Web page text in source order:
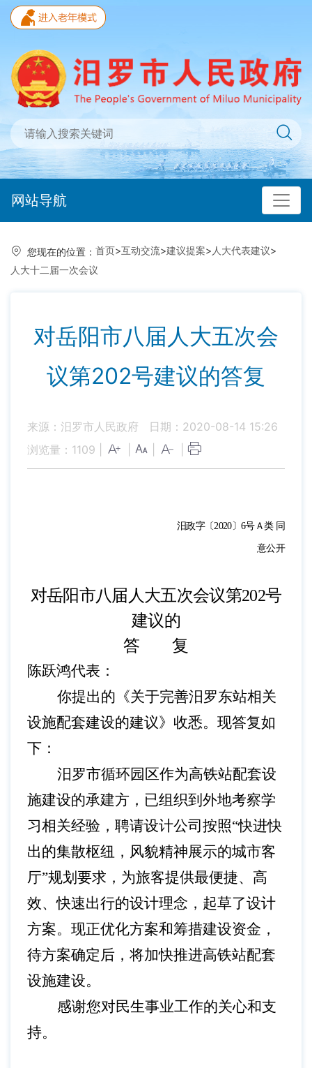
网站导航
您现在的位置： 首页>互动交流>建议提案> 人大代表建议>
人大十二届一次会议
对岳阳市八届人大五次会
议第202号建议的答复
来源：汨罗市人民政府
日期：2020-08-14 15:26
浏览量： 1109
汨政字〔2020〕 6号Ａ类 同
意公开
对岳阳市八届人大五次会议第202号
建议的
答 复
陈跃鸿代表：
你提出的《关于完善汨罗东站相关
设施配套建设的建议》收悉。现答复如
下：
汨罗市循环园区作为高铁站配套设
施建设的承建方，已组织到外地考察学
习相关经验，聘请设计公司按照“快进快
出的集散枢纽，风貌精神展示的城市客
厅”规划要求，为旅客提供最便捷、高
效、快速出行的设计理念，起草了设计
方案。现正优化方案和筹措建设资金，
待方案确定后，将加快推进高铁站配套
设施建设。
感谢您对民生事业工作的关心和支
持。